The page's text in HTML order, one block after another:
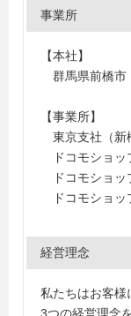
事業所
【本社】
群馬県前橋市
【事業所】
東京支社（新
ドコモショッ
ドコモショッ
ドコモショッ
経営理念
私たちはお客様